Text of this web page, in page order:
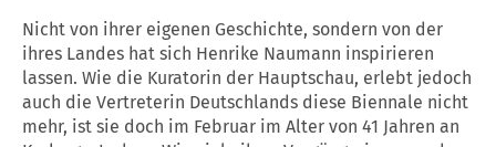
Nicht von ihrer eigenen Geschichte, sondern von der
ihres Landes hat sich Henrike Naumann inspirieren
lassen. Wie die Kuratorin der Hauptschau, erlebt jedoch
auch die Vertreterin Deutschlands diese Biennale nicht
mehr, ist sie doch im Februar im Alter von 41 Jahren an